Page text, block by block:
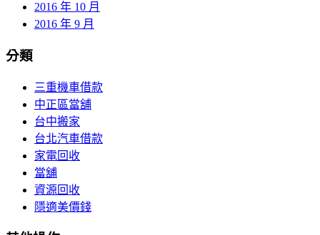
2016 年 10 月
2016 年 9 月
分類
三重機車借款
中正區當舖
台中搬家
台北汽車借款
家電回收
當舖
資源回收
隱適美價錢